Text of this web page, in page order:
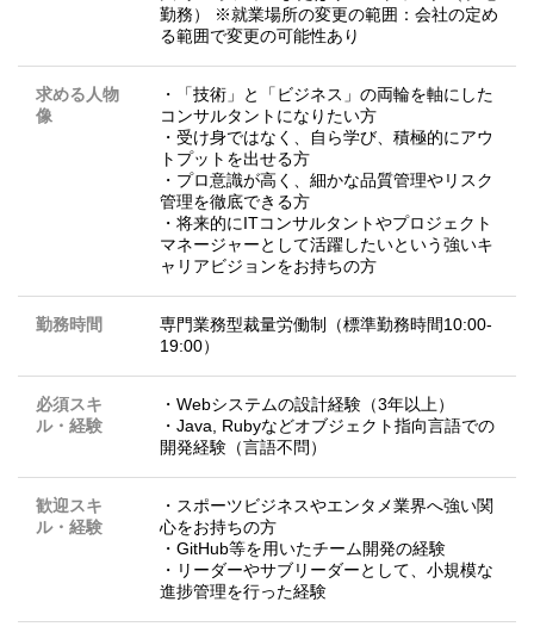
勤務） ※就業場所の変更の範囲：会社の定め
る範囲で変更の可能性あり
求める人物
像
・「技術」と「ビジネス」の両輪を軸にした
コンサルタントになりたい方
・受け身ではなく、自ら学び、積極的にアウ
トプットを出せる方
・プロ意識が高く、細かな品質管理やリスク
管理を徹底できる方
・将来的にITコンサルタントやプロジェクト
マネージャーとして活躍したいという強いキ
ャリアビジョンをお持ちの方
勤務時間
専門業務型裁量労働制（標準勤務時間10:00-
19:00）
必須スキ
ル・経験
・Webシステムの設計経験（3年以上）
・Java, Rubyなどオブジェクト指向言語での
開発経験（言語不問）
歓迎スキ
ル・経験
・スポーツビジネスやエンタメ業界へ強い関
心をお持ちの方
・GitHub等を用いたチーム開発の経験
・リーダーやサブリーダーとして、小規模な
進捗管理を行った経験